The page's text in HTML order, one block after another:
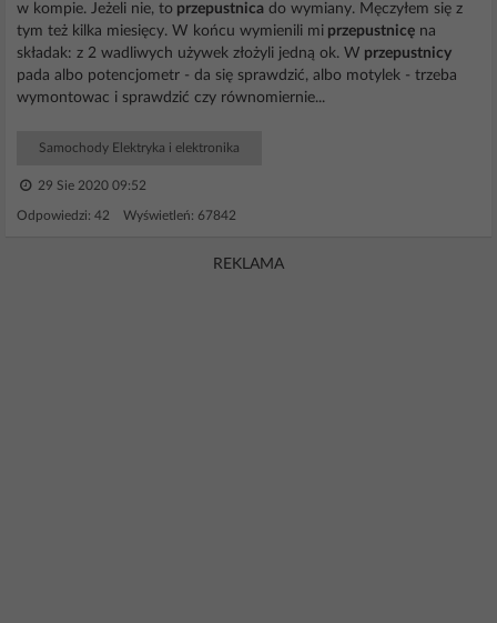
w kompie. Jeżeli nie, to przepustnica do wymiany. Męczyłem się z
tym też kilka miesięcy. W końcu wymienili mi przepustnicę na
składak: z 2 wadliwych używek złożyli jedną ok. W przepustnicy
pada albo potencjometr - da się sprawdzić, albo motylek - trzeba
wymontowac i sprawdzić czy równomiernie...
Samochody Elektryka i elektronika
29 Sie 2020 09:52
Odpowiedzi: 42 Wyświetleń: 67842
REKLAMA